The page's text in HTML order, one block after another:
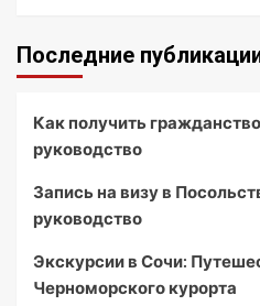
Последние
Как получить
руководство
Запись на визу в
руководство
Экскурсии в Сочи:
Черноморского курорта